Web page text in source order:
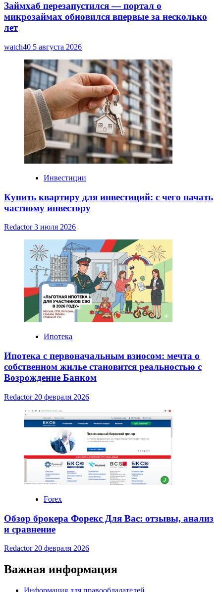
Займхаб перезапустился — портал о
микрозаймах обновился впервые за несколько
лет
watch40 5 августа 2026
Инвестиции
Купить квартиру для инвестиций: с чего начать
частному инвестору
Redactor3 июля 2026
Ипотека
Ипотека с первоначальным взносом: мечта о
собственном жилье становится реальностью с
Возрождение Банком
Redactor 20 февраля 2026
Forex
Обзор брокера Форекс Для Вас: отзывы, анализ
и сравнение
Redactor 20 февраля 2026
Важная информация
Информация для правообладателей